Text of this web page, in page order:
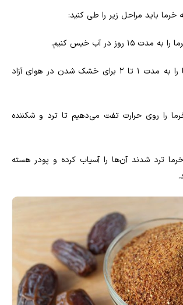
خرما باید مراحل زیر را طی کنید:
روز در آب خیس کنیم .
سپس هسته خرما را به مدت ۱ تا ۲ برای خشک شدن در هوای آزاد
را روی حرارت تفت می‌دهیم تا ترد و شکننده
ترد شدند آن‌ها را آسیاب کرده و پودر هسته
.